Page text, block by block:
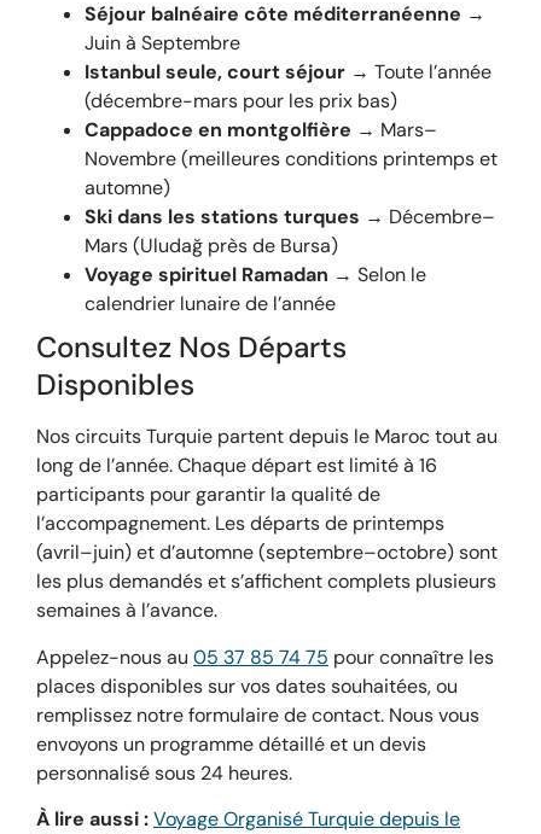
Séjour balnéaire côte méditerranéenne →
Juin à Septembre
Istanbul seule, court séjour → Toute l’année
(décembre-mars pour les prix bas)
Cappadoce en montgolfière → Mars–
Novembre (meilleures conditions printemps et
automne)
Ski dans les stations turques → Décembre–
Mars (Uludağ près de Bursa)
Voyage spirituel Ramadan → Selon le
calendrier lunaire de l’année
Consultez Nos Départs
Disponibles
Nos circuits Turquie partent depuis le Maroc tout au
long de l’année. Chaque départ est limité à 16
participants pour garantir la qualité de
l’accompagnement. Les départs de printemps
(avril–juin) et d’automne (septembre–octobre) sont
les plus demandés et s’affichent complets plusieurs
semaines à l’avance.
Appelez-nous au 05 37 85 74 75 pour connaître les
places disponibles sur vos dates souhaitées, ou
remplissez notre formulaire de contact. Nous vous
envoyons un programme détaillé et un devis
personnalisé sous 24 heures.
À lire aussi :Voyage Organisé Turquie depuis le